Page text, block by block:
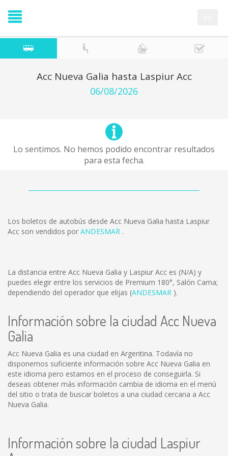
Acc Nueva Galia hasta Laspiur Acc
06/08/2026
Lo sentimos. No hemos podido encontrar resultados
para esta fecha.
Los boletos de autobús desde Acc Nueva Galia hasta Laspiur
Acc son vendidos por ANDESMAR .
La distancia entre Acc Nueva Galia y Laspiur Acc es (N/A) y
puedes elegir entre los servicios de Premium 180°, Salón Cama;
dependiendo del operador que elijas (ANDESMAR ).
Información sobre la ciudad Acc Nueva
Galia
Acc Nueva Galia es una ciudad en Argentina. Todavía no
disponemos suficiente información sobre Acc Nueva Galia en
este idioma pero estamos en el proceso de conseguirla. Si
deseas obtener más información cambia de idioma en el menú
del sitio o trata de buscar boletos a una ciudad cercana a Acc
Nueva Galia.
Información sobre la ciudad Laspiur